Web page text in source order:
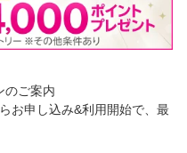
のご案内
お申し込み&利用開始で、最